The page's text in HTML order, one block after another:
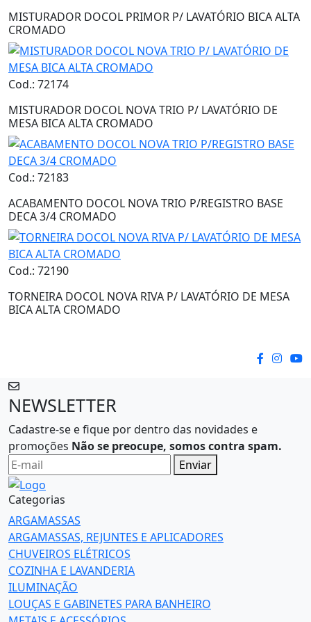
MISTURADOR DOCOL PRIMOR P/ LAVATÓRIO BICA ALTA
CROMADO
Cod.: 72174
MISTURADOR DOCOL NOVA TRIO P/ LAVATÓRIO DE
MESA BICA ALTA CROMADO
Cod.: 72183
ACABAMENTO DOCOL NOVA TRIO P/REGISTRO BASE
DECA 3/4 CROMADO
Cod.: 72190
TORNEIRA DOCOL NOVA RIVA P/ LAVATÓRIO DE MESA
BICA ALTA CROMADO
NEWSLETTER
Cadastre-se e fique por dentro das novidades e
promoções Não se preocupe, somos contra spam.
Enviar
Categorias
ARGAMASSAS
ARGAMASSAS, REJUNTES E APLICADORES
CHUVEIROS ELÉTRICOS
COZINHA E LAVANDERIA
ILUMINAÇÃO
LOUÇAS E GABINETES PARA BANHEIRO